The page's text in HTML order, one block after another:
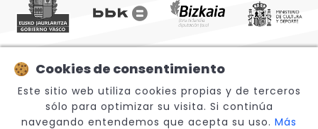
© 2026 Sabino Arana Fundazioa
Cookies de consentimiento
Este sitio web utiliza cookies propias y de terceros
sólo para optimizar su visita. Si continúa
navegando entendemos que acepta su uso. Más